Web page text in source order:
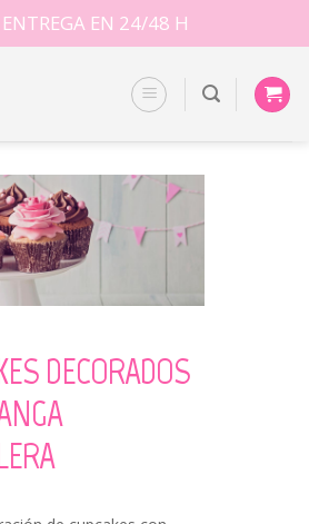
ENTREGA EN 24/48 H
DECORADOS